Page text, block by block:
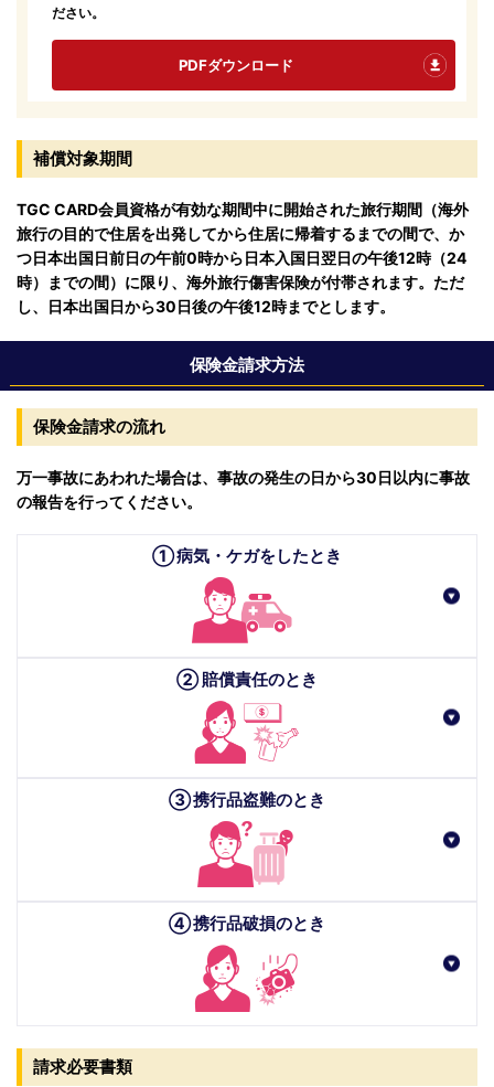
ださい。
PDFダウンロード
補償対象期間
TGC CARD会員資格が有効な期間中に開始された旅行期間（海外
旅行の目的で住居を出発してから住居に帰着するまでの間で、か
つ日本出国日前日の午前0時から日本入国日翌日の午後12時（24
時）までの間）に限り、海外旅行傷害保険が付帯されます。ただ
し、日本出国日から30日後の午後12時までとします。
保険金請求方法
保険金請求の流れ
万一事故にあわれた場合は、事故の発生の日から30日以内に事故
の報告を行ってください。
① 病気・ケガをしたとき
② 賠償責任のとき
③ 携行品盗難のとき
④ 携行品破損のとき
請求必要書類